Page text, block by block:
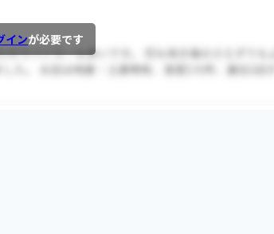
インが必要です